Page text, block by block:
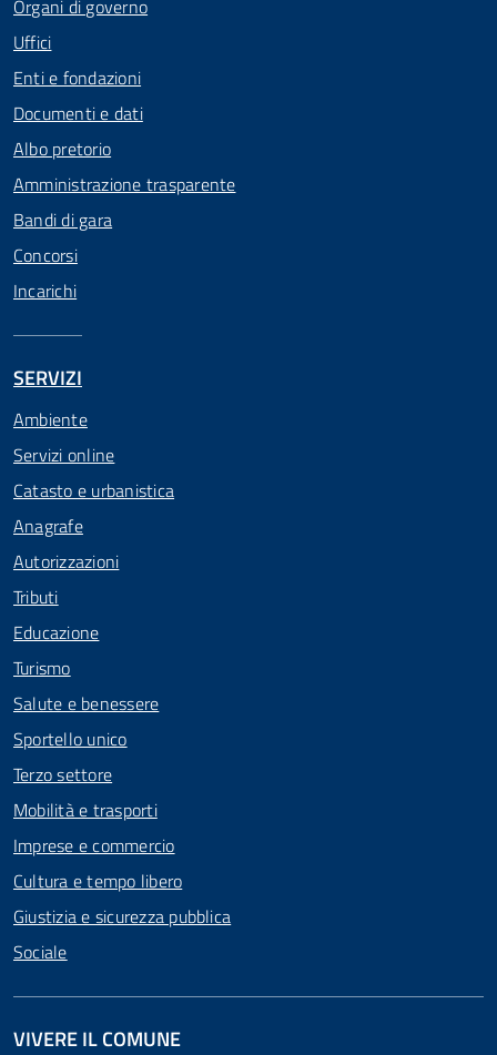
Organi di governo
Uffici
Enti e fondazioni
Documenti e dati
Albo pretorio
Amministrazione trasparente
Bandi di gara
Concorsi
Incarichi
SERVIZI
Ambiente
Servizi online
Catasto e urbanistica
Anagrafe
Autorizzazioni
Tributi
Educazione
Turismo
Salute e benessere
Sportello unico
Terzo settore
Mobilità e trasporti
Imprese e commercio
Cultura e tempo libero
Giustizia e sicurezza pubblica
Sociale
VIVERE IL COMUNE